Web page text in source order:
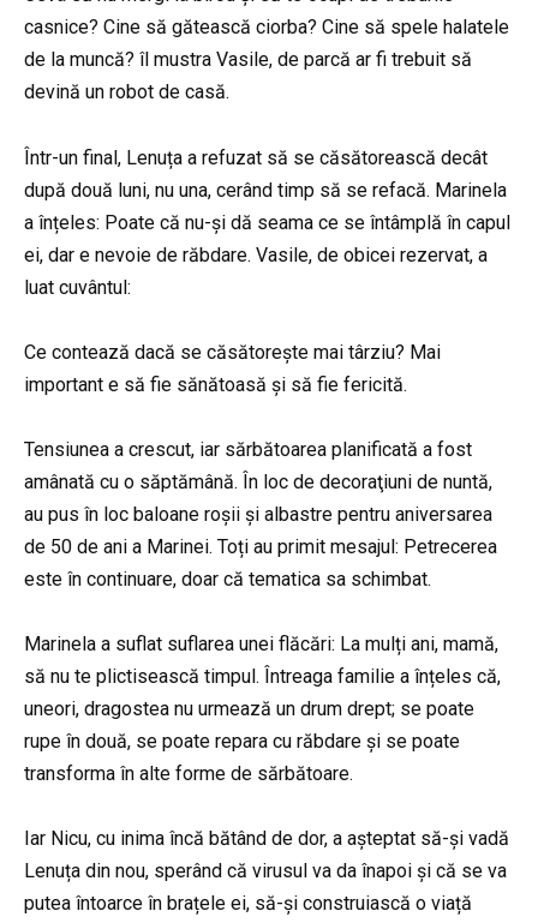
casnice? Cine să gătească ciorba? Cine să spele halatele
de la muncă? îl mustra Vasile, de parcă ar fi trebuit să
devină un robot de casă.
Într-un final, Lenuța a refuzat să se căsătorească decât
după două luni, nu una, cerând timp să se refacă. Marinela
a înțeles: Poate că nu-și dă seama ce se întâmplă în capul
ei, dar e nevoie de răbdare. Vasile, de obicei rezervat, a
luat cuvântul:
Ce contează dacă se căsătorește mai târziu? Mai
important e să fie sănătoasă și să fie fericită.
Tensiunea a crescut, iar sărbătoarea planificată a fost
amânată cu o săptămână. În loc de decoraţiuni de nuntă,
au pus în loc baloane roșii și albastre pentru aniversarea
de 50 de ani a Marinei. Toți au primit mesajul: Petrecerea
este în continuare, doar că tematica sa schimbat.
Marinela a suflat suflarea unei flăcări: La mulți ani, mamă,
să nu te plictisească timpul. Întreaga familie a înțeles că,
uneori, dragostea nu urmează un drum drept; se poate
rupe în două, se poate repara cu răbdare și se poate
transforma în alte forme de sărbătoare.
Iar Nicu, cu inima încă bătând de dor, a așteptat să-și vadă
Lenuța din nou, sperând că virusul va da înapoi și că se va
putea întoarce în brațele ei, să-și construiască o viață